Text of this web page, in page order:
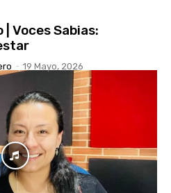
| Voces Sabias:
- 19 Mayo, 2026